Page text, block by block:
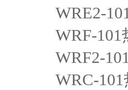
WRE2-
WRF-101
WRF2-
WRC-101